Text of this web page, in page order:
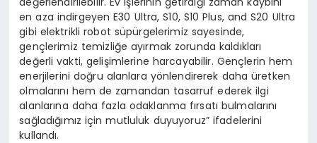
en aza indirgeyen E30 Ultra, S10, S10 Plus, and S20 Ultra
gibi elektrikli robot süpürgelerimiz sayesinde,
gençlerimiz temizliğe ayırmak zorunda kaldıkları
değerli vakti, gelişimlerine harcayabilir. Gençlerin hem
enerjilerini doğru alanlara yönlendirerek daha üretken
olmalarını hem de zamandan tasarruf ederek ilgi
alanlarına daha fazla odaklanma fırsatı bulmalarını
sağladığımız için mutluluk duyuyoruz” ifadelerini
kullandı.